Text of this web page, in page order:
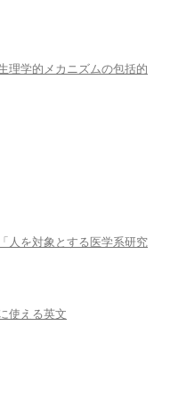
理学的メカニズムの包括的
人を対象とする医学系研究
使える英文